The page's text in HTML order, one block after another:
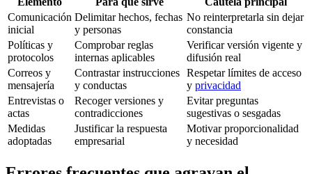
Comunicación
inicial
Delimitar hechos, fechas
y personas
No reinterpretarla sin dejar
constancia
Políticas y
protocolos
Comprobar reglas
internas aplicables
Verificar versión vigente y
difusión real
Correos y
mensajería
Contrastar instrucciones
y conductas
Respetar límites de acceso
y privacidad
Entrevistas o
actas
Recoger versiones y
contradicciones
Evitar preguntas
sugestivas o sesgadas
Medidas
adoptadas
Justificar la respuesta
empresarial
Motivar proporcionalidad
y necesidad